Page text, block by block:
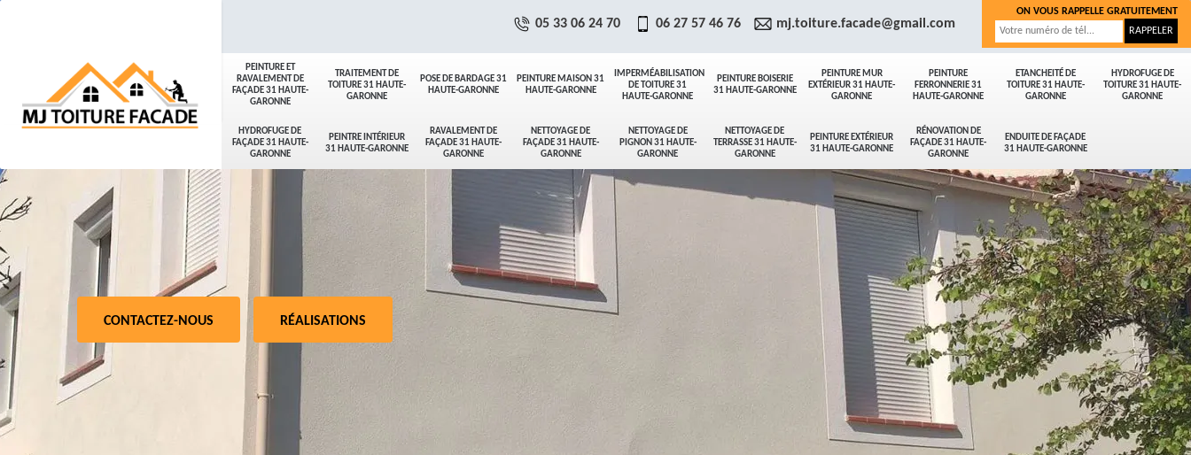
PEINTURE ET
RAVALEMENT DE
FAÇADE 31 HAUTE-
GARONNE
TRAITEMENT DE
TOITURE 31 HAUTE-
GARONNE
POSE DE BARDAGE 31
HAUTE-GARONNE
PEINTURE MAISON 31
HAUTE-GARONNE
IMPERMÉABILISATION
DE TOITURE 31
HAUTE-GARONNE
PEINTURE BOISERIE
31 HAUTE-GARONNE
PEINTURE MUR
EXTÉRIEUR 31 HAUTE-
GARONNE
PEINTURE
FERRONNERIE 31
HAUTE-GARONNE
ETANCHEITÉ DE
TOITURE 31 HAUTE-
GARONNE
HYDROFUGE DE
TOITURE 31 HAUTE-
GARONNE
HYDROFUGE DE
FAÇADE 31 HAUTE-
GARONNE
PEINTRE INTÉRIEUR
31 HAUTE-GARONNE
RAVALEMENT DE
FAÇADE 31 HAUTE-
GARONNE
NETTOYAGE DE
FAÇADE 31 HAUTE-
GARONNE
NETTOYAGE DE
PIGNON 31 HAUTE-
GARONNE
NETTOYAGE DE
TERRASSE 31 HAUTE-
GARONNE
PEINTURE EXTÉRIEUR
31 HAUTE-GARONNE
RÉNOVATION DE
FAÇADE 31 HAUTE-
GARONNE
ENDUITE DE FAÇADE
31 HAUTE-GARONNE
05 33 06 24 70 06 27 57 46 76 mj.toiture.facade@gmail.com
ON VOUS RAPPELLE GRATUITEMENT
CONTACTEZ-NOUS RÉALISATIONS